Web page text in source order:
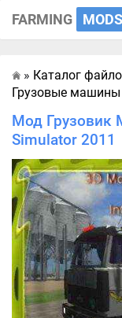
FARMING MODS
» Каталог
Грузовые машины
Мод Грузовик
Simulator 2011